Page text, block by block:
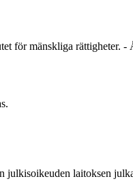
för mänskliga rättigheter.
laitoksen